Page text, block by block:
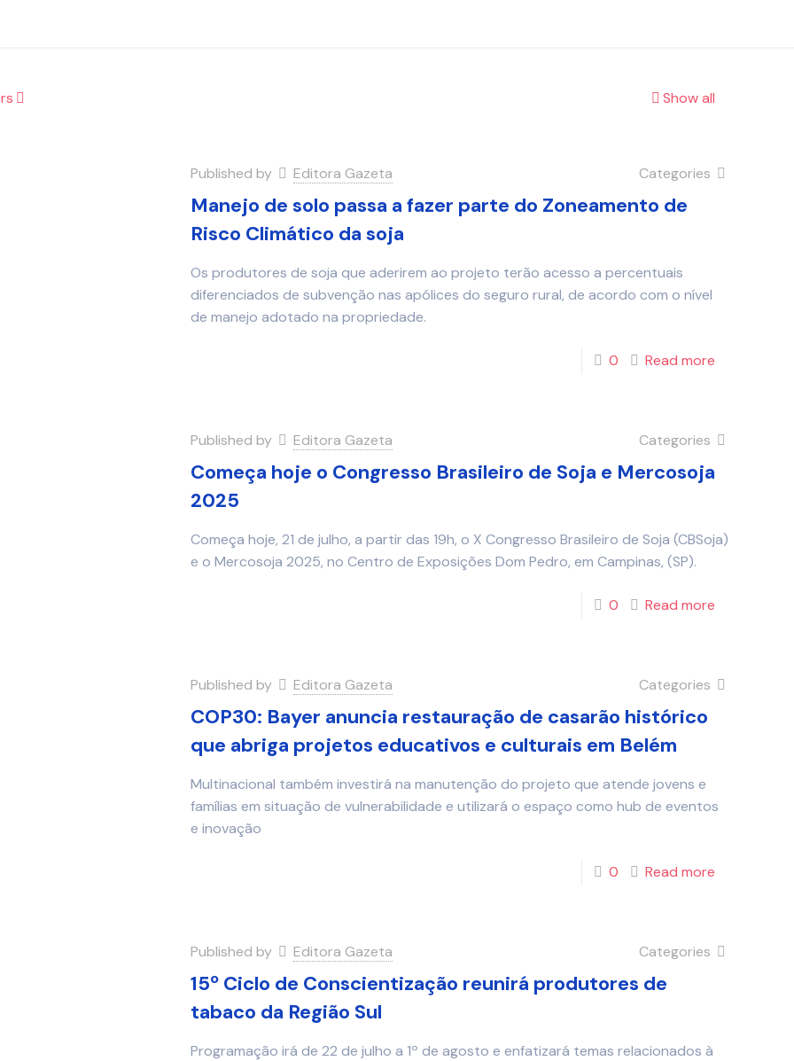
Show all
Published by Editora Gazeta Categories
Manejo de solo passa a fazer parte do Zoneamento de
Risco Climático da soja
Os produtores de soja que aderirem ao projeto terão acesso a percentuais
diferenciados de subvenção nas apólices do seguro rural, de acordo com o nível
de manejo adotado na propriedade.
0 Read more
Published by Editora Gazeta Categories
Começa hoje o Congresso Brasileiro de Soja e Mercosoja
2025
Começa hoje, 21 de julho, a partir das 19h, o X Congresso Brasileiro de Soja (CBSoja)
e o Mercosoja 2025, no Centro de Exposições Dom Pedro, em Campinas, (SP).
0 Read more
Published by Editora Gazeta Categories
COP30: Bayer anuncia restauração de casarão histórico
que abriga projetos educativos e culturais em Belém
Multinacional também investirá na manutenção do projeto que atende jovens e
famílias em situação de vulnerabilidade e utilizará o espaço como hub de eventos
e inovação
0 Read more
Published by Editora Gazeta Categories
15º Ciclo de Conscientização reunirá produtores de
tabaco da Região Sul
Programação irá de 22 de julho a 1º de agosto e enfatizará temas relacionados à